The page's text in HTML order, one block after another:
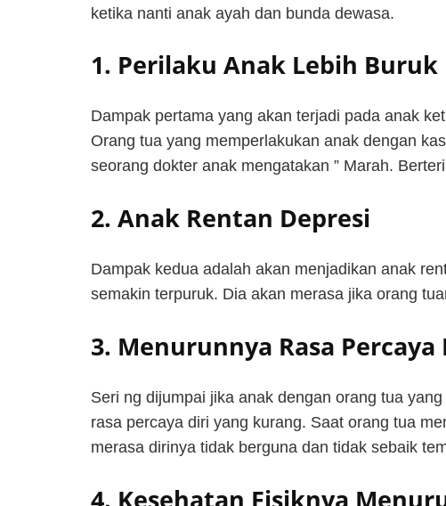
ketika nanti anak ayah dan bunda dewasa.
1. Perilaku Anak Lebih Buruk
Dampak pertama yang akan terjadi pada anak
Orang tua yang memperlakukan anak dengan
seorang dokter anak mengatakan ” Marah.
2. Anak Rentan Depresi
Dampak kedua adalah akan menjadikan anak
semakin terpuruk. Dia akan merasa jika orang
3. Menurunnya Rasa
Seri ng dijumpai jika anak dengan orang tua
rasa percaya diri yang kurang. Saat orang tua
merasa dirinya tidak berguna dan tidak sebaik
4. Kesehatan Fisiknya